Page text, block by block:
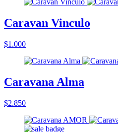
Caravan Vinculo
$1.000
Caravana Alma
$2.850